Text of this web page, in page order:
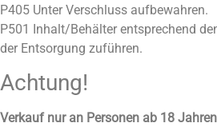
P405 Unter Verschluss aufbewahren.
P501 Inhalt/Behälter entsprechend
der Entsorgung zuführen.
Achtung!
Verkauf nur an Personen ab 18